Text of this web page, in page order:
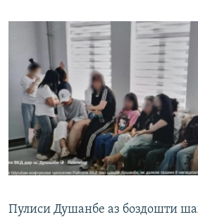
Пулиси Душанбе аз боздошти